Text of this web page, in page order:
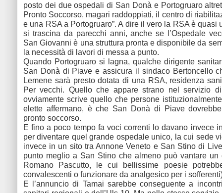
posto dei due ospedali di San Donà e Portogruaro
Pronto Soccorso, magari raddoppiati, il centro di
e una RSA a Portogruaro”. A dire il vero la RSA è quasi
si trascina da parecchi anni, anche se l’Ospedale
San Giovanni è una struttura pronta e disponibile da
la necessità di lavori di messa a punto.
Quando Portogruaro si lagna, qualche dirigente
San Donà di Piave e assicura il sindaco Bertoncello
Lemene sarà presto dotata di una RSA, residenza
Per vecchi. Quello che appare strano nel servizio
ovviamente scrive quello che persone
elette affermano, è che San Donà di Piave
pronto soccorso.
E fino a poco tempo fa voci correnti lo davano invece
per diventare quel grande ospedale unico, la cui sede
invece in un sito tra Annone Veneto e San Stino di
punto meglio a San Stino che almeno può vantare un
Romano Pascutto, le cui bellissime poesie
convalescenti o funzionare da analgesico per i
E l’annuncio di Tamai sarebbe conseguente a